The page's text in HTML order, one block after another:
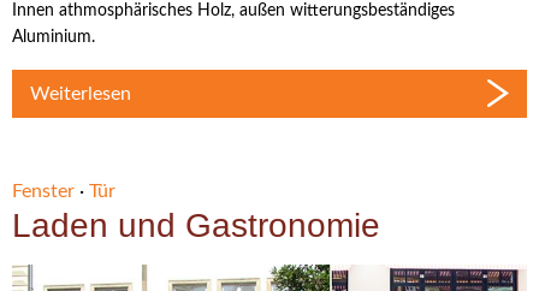
Innen athmosphärisches Holz, außen witterungsbeständiges
Aluminium.
Weiterlesen
Fenster · Tür
Laden und Gastronomie